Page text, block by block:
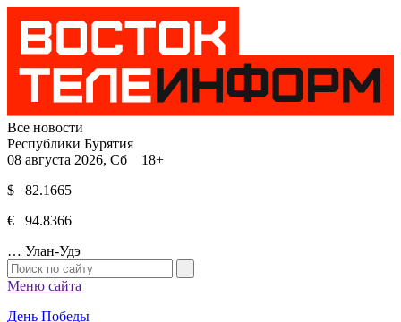
Все новости
Республики Бурятия
08 августа 2026, Сб 18+
$ 82.1665
€ 94.8366
… Улан-Удэ
Меню сайта
День Победы